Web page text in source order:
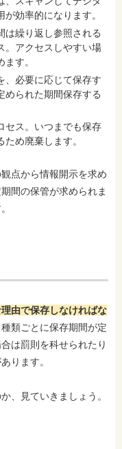
効率的になります。
は繰り返し参照される
。アクセスしやすい場
す。
、必要に応じて保存す
められた期間保存する
セス。いつまでも保存
め廃棄します。
点から情報開示を求め
間の保管が求められま
由で保存しなければな
類ごとに保存期間が定
は罰則を科せられたり
ります。
、見ていきましょう。